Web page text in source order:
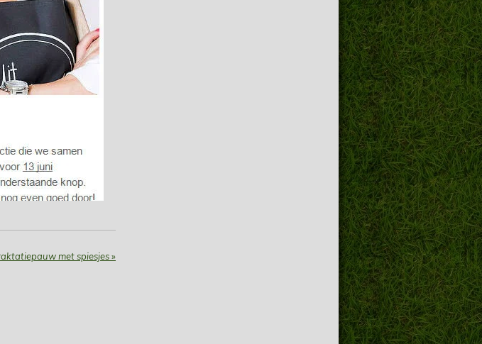
met spiesjes»